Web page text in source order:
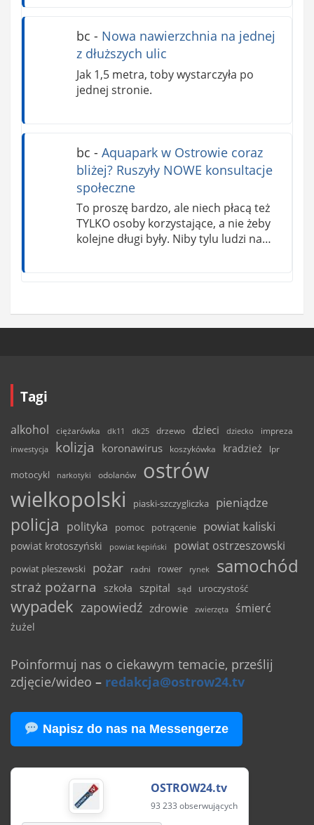
bc - Nowa nawierzchnia na jednej
z dłuższych ulic
Jak 1,5 metra, toby wystarczyła po
jednej stronie.
bc - Aquapark w Ostrowie coraz
bliżej? Ruszyły NOWE konsultacje
społeczne
To proszę bardzo, ale niech płacą też
TYLKO osoby korzystające, a nie żeby
kolejne długi były. Niby tylu ludzi na…
Tagi
alkohol ciężarówka dk11 dk25 drzewo dzieci dziecko
impreza
inwestycja
kolizja koronawirus koszykówka kradzież lpr
motocykl narkotyki odolanów
ostrów
wielkopolski
piaski-szczygliczka pieniądze
policja polityka pomoc potrącenie powiat kaliski
powiat krotoszyński powiat kępiński powiat ostrzeszowski
powiat pleszewski pożar radni rower rynek samochód
straż pożarna szkoła szpital sąd uroczystość
wypadek zapowiedź zdrowie zwierzęta śmierć
żużel
Poinformuj nas o ciekawym temacie, prześlij
zdjęcie/wideo – redakcja@ostrow24.tv
Napisz do nas na Messengerze
OSTROW24.tv
93 233 obserwujących